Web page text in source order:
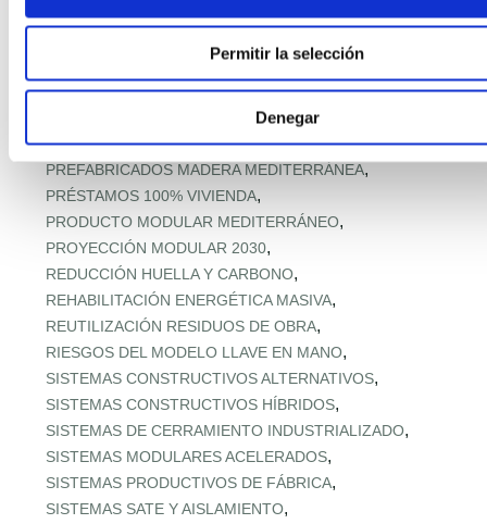
Permitir la selección
Denegar
PREFABRICADAS LOW‑COST,
PREFABRICADAS PRECIO RÉCORD,
PREFABRICADAS PREMIUM MEDITERRÁNEAS
PREFABRICADO HORMIGÓN RESIDENCIAL,
PREFABRICADOS MADERA MEDITERRÁNEA,
PRÉSTAMOS 100% VIVIENDA,
PRODUCTO MODULAR MEDITERRÁNEO,
PROYECCIÓN MODULAR 2030,
REDUCCIÓN HUELLA Y CARBONO,
REHABILITACIÓN ENERGÉTICA MASIVA,
REUTILIZACIÓN RESIDUOS DE OBRA,
RIESGOS DEL MODELO LLAVE EN MANO,
SISTEMAS CONSTRUCTIVOS ALTERNATIVOS,
SISTEMAS CONSTRUCTIVOS HÍBRIDOS,
SISTEMAS DE CERRAMIENTO INDUSTRIALIZADO,
SISTEMAS MODULARES ACELERADOS,
SISTEMAS PRODUCTIVOS DE FÁBRICA,
SISTEMAS SATE Y AISLAMIENTO,